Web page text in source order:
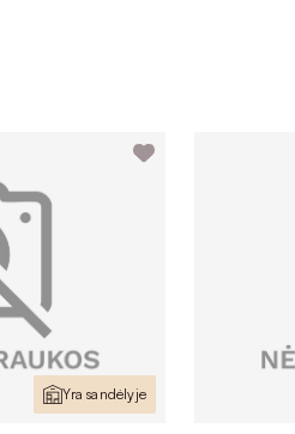
Yra sandėlyje